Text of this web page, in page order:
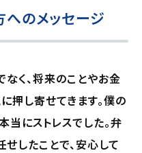
のメッセージ
なく、将来のことやお金
押し寄せてきます。僕の
当にストレスでした。弁
したことで、安心して